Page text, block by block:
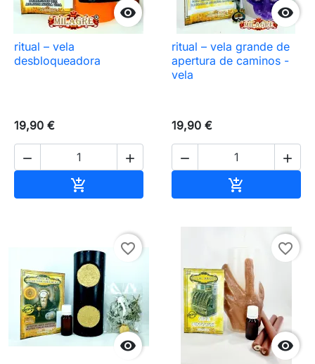

ritual – vela
desbloqueadora
19,90 €
 


ritual – vela grande de
apertura de caminos -
vela
19,90 €
 


favorite_border

favorite_border